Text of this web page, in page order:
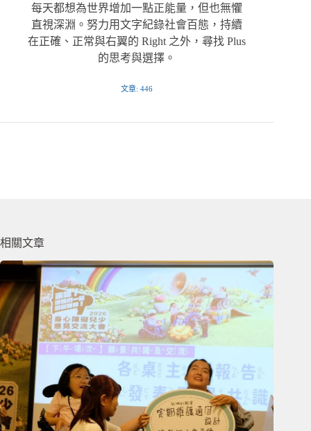
每天都想為世界增加一點正能量，但也無懼
直視深淵。努力用文字紀錄社會百態，持續
在正確、正常與右翼的 Right 之外，尋找 Plus
的思考與選擇。
文章: 446
相關文章